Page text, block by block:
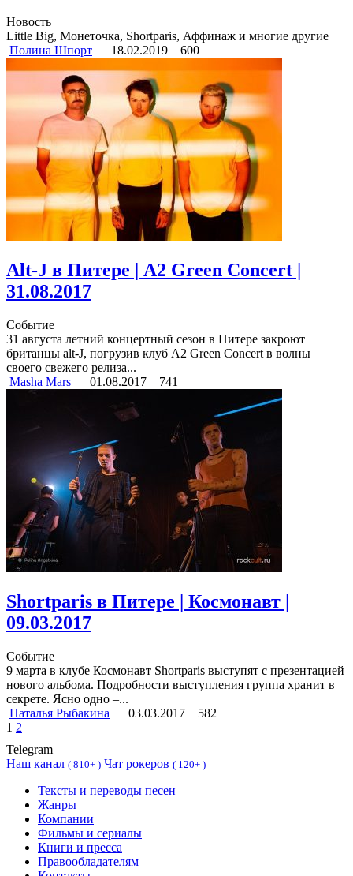
Новость
Little Big, Монеточка, Shortparis, Аффинаж и многие другие
Полина Шпорт
18.02.2019 600
Alt-J в Питере | A2 Green Concert |
31.08.2017
Событие
31 августа летний концертный сезон в Питере закроют
британцы alt-J, погрузив клуб А2 Green Concert в волны
своего свежего релиза...
Masha Mars
01.08.2017 741
Shortparis в Питере | Космонавт |
09.03.2017
Событие
9 марта в клубе Космонавт Shortparis выступят с презентацией
нового альбома. Подробности выступления группа хранит в
секрете. Ясно одно –...
Наталья Рыбакина
03.03.2017
582
1 2
Telegram
Наш канал ( 810+ ) Чат рокеров ( 120+ )
Тексты и переводы песен
Жанры
Компании
Фильмы и сериалы
Книги и пресса
Правообладателям